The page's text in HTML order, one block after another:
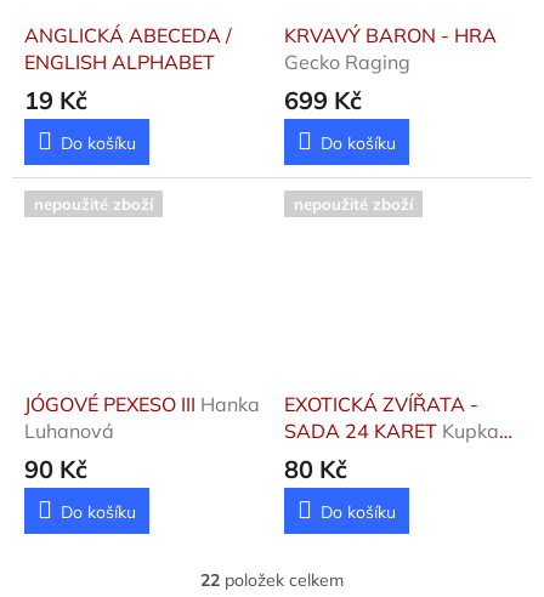
ANGLICKÁ ABECEDA /
ENGLISH ALPHABET
19 Kč
Do košíku
KRVAVÝ BARON - HRA
Gecko Raging
699 Kč
Do košíku
nepoužité zboží
JÓGOVÉ PEXESO III Hanka
Luhanová
90 Kč
Do košíku
nepoužité zboží
EXOTICKÁ ZVÍŘATA -
SADA 24 KARET Kupka
Petr a kolektiv
80 Kč
Do košíku
O
22 položek celkem